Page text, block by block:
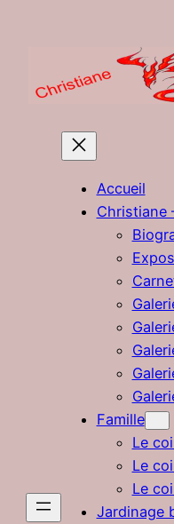
Accueil
Christiane
Famille
Le
Le
Le
Jardinage